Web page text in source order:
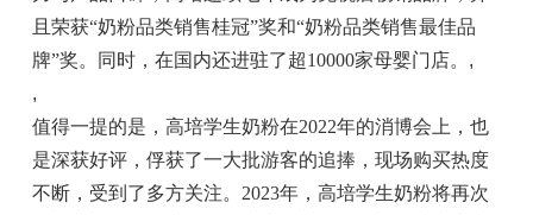
且荣获“奶粉品类销售桂冠”奖和“奶粉品类销售最佳品
牌”奖。同时，在国内还进驻了超10000家母婴门店。 ,
,
值得一提的是，高培学生奶粉在2022年的消博会上，也
是深获好评，俘获了一大批游客的追捧，现场购买热度
不断，受到了多方关注。2023年，高培学生奶粉将再次